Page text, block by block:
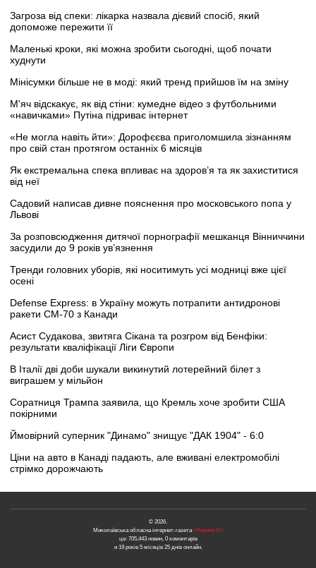
Загроза від спеки: лікарка назвала дієвий спосіб, який
допоможе пережити її
Маленькі кроки, які можна зробити сьогодні, щоб почати
худнути
Мінісумки більше не в моді: який тренд прийшов їм на зміну
М'яч відскакує, як від стіни: кумедне відео з футбольними
«навичками» Путіна підриває інтернет
«Не могла навіть йти»: Дорофєєва приголомшила зізнанням
про свій стан протягом останніх 6 місяців
Як екстремальна спека впливає на здоров’я та як захиститися
від неї
Садовий написав дивне пояснення про московського попа у
Львові
За розповсюдження дитячої порнографії мешканця Вінниччини
засудили до 9 років ув’язнення
Тренди головних уборів, які носитимуть усі модниці вже цієї
осені
Defense Express: в Україну можуть потрапити антидронові
ракети CM-70 з Канади
Асист Судакова, звитяга Сікана та розгром від Бенфіки:
результати кваліфікації Ліги Європи
В Італії дві доби шукали викинутий лотерейний білет з
виграшем у мільйон
Соратниця Трампа заявила, що Кремль хоче зробити США
покірними
Ймовірний суперник "Динамо" знищує "ДАК 1904" - 6:0
Ціни на авто в Канаді падають, але вживані електромобілі
стрімко дорожчають
© 2026.
Миколаївська обласна інтернет-газета«Новини N»
це: 705,443 новин, 0 коментарів
и 19 років 5 місяців 25 днів онлайн.